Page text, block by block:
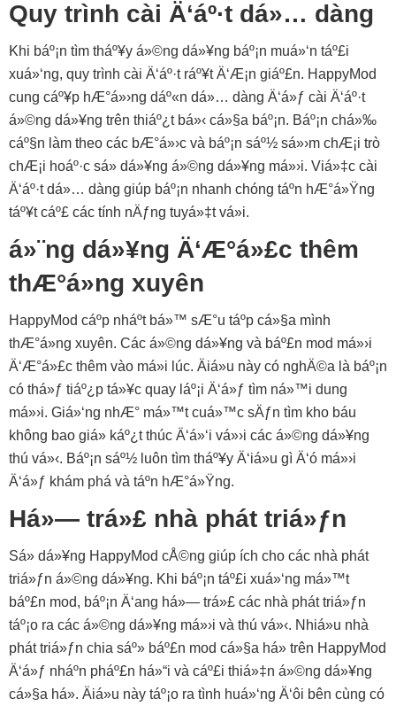
Quy trình cài Ä‘áº·t dá»… dàng
Khi báº¡n tìm tháº¥y á»©ng dá»¥ng báº¡n muá»‘n táº£i
xuá»‘ng, quy trình cài Ä‘áº·t ráº¥t Ä‘Æ¡n giáº£n. HappyMod
cung cáº¥p hÆ°á»›ng dáº«n dá»… dàng Ä‘á»ƒ cài Ä‘áº·t
á»©ng dá»¥ng trên thiáº¿t bá»‹ cá»§a báº¡n. Báº¡n chá»‰
cáº§n làm theo các bÆ°á»›c và báº¡n sáº½ sá»›m chÆ¡i trò
chÆ¡i hoáº·c sá»­ dá»¥ng á»©ng dá»¥ng má»›i. Viá»‡c cài
Ä‘áº·t dá»… dàng giúp báº¡n nhanh chóng táº­n hÆ°á»Ÿng
táº¥t cáº£ các tính nÄƒng tuyá»‡t vá»i.
á»¨ng dá»¥ng Ä‘Æ°á»£c thêm
thÆ°á»ng xuyên
HappyMod cáº­p nháº­t bá»™ sÆ°u táº­p cá»§a mình
thÆ°á»ng xuyên. Các á»©ng dá»¥ng và báº£n mod má»›i
Ä‘Æ°á»£c thêm vào má»i lúc. Äiá»u này có nghÄ©a là báº¡n
có thá»ƒ tiáº¿p tá»¥c quay láº¡i Ä‘á»ƒ tìm ná»™i dung
má»›i. Giá»‘ng nhÆ° má»™t cuá»™c sÄƒn tìm kho báu
không bao giá» káº¿t thúc Ä‘á»‘i vá»›i các á»©ng dá»¥ng
thú vá»‹. Báº¡n sáº½ luôn tìm tháº¥y Ä‘iá»u gì Ä‘ó má»›i
Ä‘á»ƒ khám phá và táº­n hÆ°á»Ÿng.
Há»— trá»£ nhà phát triá»ƒn
Sá»­ dá»¥ng HappyMod cÅ©ng giúp ích cho các nhà phát
triá»ƒn á»©ng dá»¥ng. Khi báº¡n táº£i xuá»‘ng má»™t
báº£n mod, báº¡n Ä‘ang há»— trá»£ các nhà phát triá»ƒn
táº¡o ra các á»©ng dá»¥ng má»›i và thú vá»‹. Nhiá»u nhà
phát triá»ƒn chia sáº» báº£n mod cá»§a há» trên HappyMod
Ä‘á»ƒ nháº­n pháº£n há»“i và cáº£i thiá»‡n á»©ng dá»¥ng
cá»§a há». Äiá»u này táº¡o ra tình huá»‘ng Ä‘ôi bên cùng có